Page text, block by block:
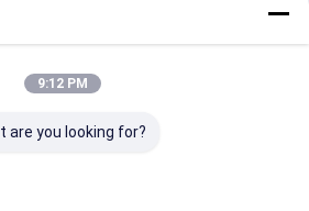
9:12 PM
are you looking for?